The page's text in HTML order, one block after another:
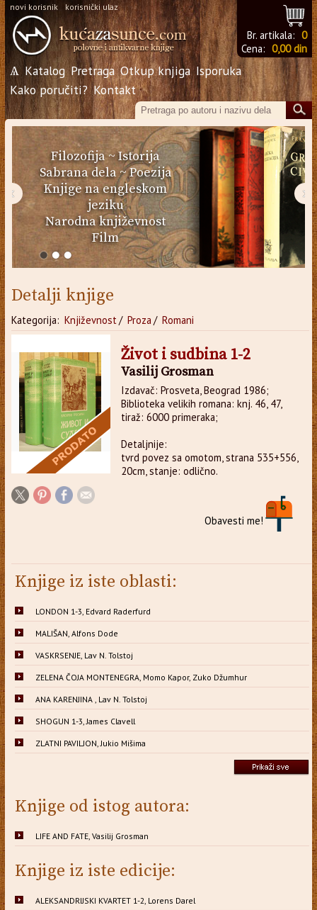
novi korisnik korisnički ulaz
Br. artikala: 0
Cena: 0,00 din
Ѧ Katalog Pretraga Otkup knjiga Isporuka
Kako poručiti? Kontakt
Filozofija~Istorija
Sabrana dela~Poezija
Knjige na engleskom
jeziku
Narodna književnost
Film
‹ ›
Detalji knjige
Kategorija: Književnost/ Proza/ Romani
Život i sudbina 1-2
Vasilij Grosman
Izdavač: Prosveta, Beograd 1986;
Biblioteka velikih romana: knj. 46, 47,
tiraž: 6000 primeraka;
Detaljnije:
tvrd povez sa omotom, strana 535+556,
20cm, stanje: odlično.
Obavesti me!
Knjige iz iste oblasti:
LONDON 1-3, Edvard Raderfurd
MALIŠAN, Alfons Dode
VASKRSENJE, Lav N. Tolstoj
ZELENA ČOJA MONTENEGRA, Momo Kapor, Zuko Džumhur
ANA KARENJINA , Lav N. Tolstoj
SHOGUN 1-3, James Clavell
ZLATNI PAVILJON, Jukio Mišima
Knjige od istog autora:
LIFE AND FATE, Vasilij Grosman
Knjige iz iste edicije:
ALEKSANDRIJSKI KVARTET 1-2, Lorens Darel